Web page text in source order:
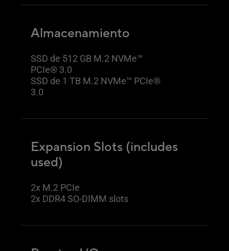
Almacenamiento
SSD de 512 GB M.2 NVMe™
PCIe® 3.0
SSD de 1 TB M.2 NVMe™ PCIe®
3.0
Expansion Slots (includes
used)
2x M.2 PCIe
2x DDR4 SO-DIMM slots